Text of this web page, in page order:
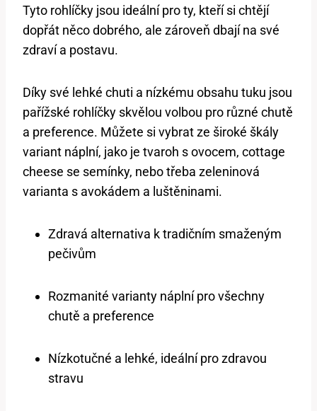
Tyto rohlíčky jsou ideální pro ty, kteří si chtějí
dopřát něco dobrého, ale zároveň dbají na své
zdraví a postavu.
Díky své lehké chuti a nízkému obsahu tuku jsou
pařížské rohlíčky skvělou volbou pro různé chutě
a preference. Můžete si vybrat ze široké škály
variant náplní, jako je tvaroh s ovocem, cottage
cheese se semínky, nebo třeba zeleninová
varianta s avokádem a luštěninami.
Zdravá alternativa k tradičním smaženým
pečivům
Rozmanité varianty náplní pro všechny
chutě a preference
Nízkotučné a lehké, ideální pro zdravou
stravu